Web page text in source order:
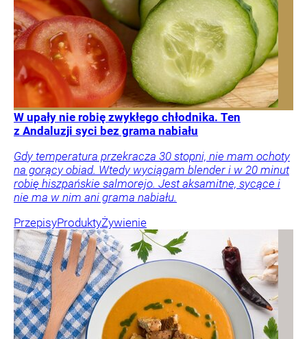
W upały nie robię zwykłego chłodnika. Ten
z Andaluzji syci bez grama nabiału
Gdy temperatura przekracza 30 stopni, nie mam ochoty
na gorący obiad. Wtedy wyciągam blender i w 20 minut
robię hiszpańskie salmorejo. Jest aksamitne, sycące i
nie ma w nim ani grama nabiału.
PrzepisyProduktyŻywienie